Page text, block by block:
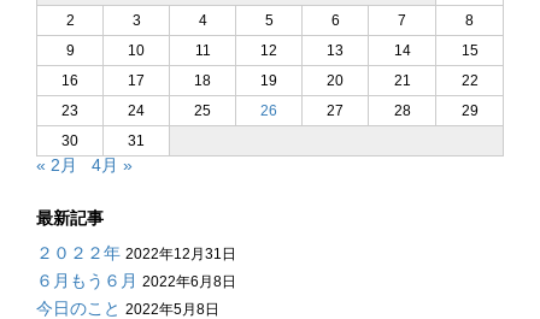
2
3 4 5 6 7
8
9
10 11 12 13 14
15
16
17 18 19 20 21
22
23
24 25 26 27 28
29
30
31
« 2月 4月 »
最新記事
２０２２年 2022年12月31日
６月もう６月 2022年6月8日
今日のこと 2022年5月8日